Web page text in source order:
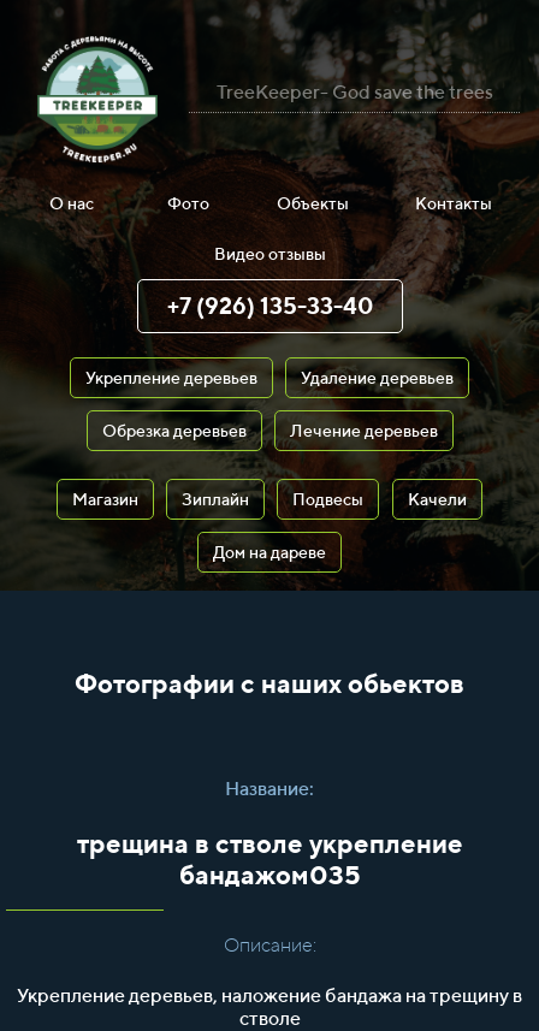
TreeKeeper- God save the trees
О нас Фото Объекты Контакты
Видео отзывы
+7 (926) 135-33-40
Укрепление деревьев Удаление деревьев
Обрезка деревьев Лечение деревьев
Магазин Зиплайн Подвесы Качели
Дом на дареве
Фотографии с наших обьектов
Название:
трещина в стволе укрепление
бандажом035
Описание:
Укрепление деревьев, наложение бандажа на трещину в
стволе